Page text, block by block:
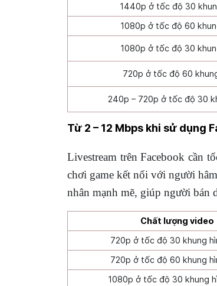
1440p ở tốc độ 30
1080p ở tốc độ 60
1080p ở tốc độ 30
720p ở tốc độ 60
240p – 720p ở tốc độ 30
Từ 2 – 12 Mbps khi sử dụng
Livestream trên Facebook cần
chơi game kết nối với người
nhân mạnh mẽ, giúp người bán
Chất lượng video
720p ở tốc độ 30 khung
720p ở tốc độ 60 khung
1080p ở tốc độ 30 khung